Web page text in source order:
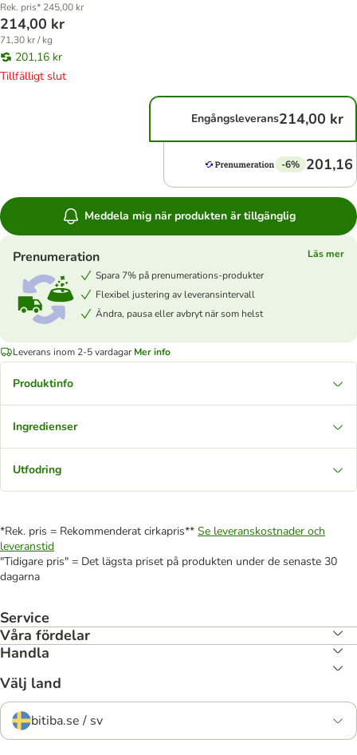
Rek. pris* 245,00 kr
214,00 kr
71,30 kr / kg
201,16 kr
Tillfälligt slut
Engångsleverans214,00 kr
-6% 201,16
Meddela mig när produkten är tillgänglig
Prenumeration
Läs mer
Spara 7% på prenumerations-produkter
Flexibel justering av leveransintervall
Ändra, pausa eller avbryt när som helst
Leverans inom 2-5 vardagar Mer info
Produktinfo
Ingredienser
Utfodring
*Rek. pris = Rekommenderat cirkapris** Se leveranskostnader och
leveranstid
"Tidigare pris" = Det lägsta priset på produkten under de senaste 30
dagarna
Service
Våra fördelar
Handla
Välj land
bitiba.se / sv